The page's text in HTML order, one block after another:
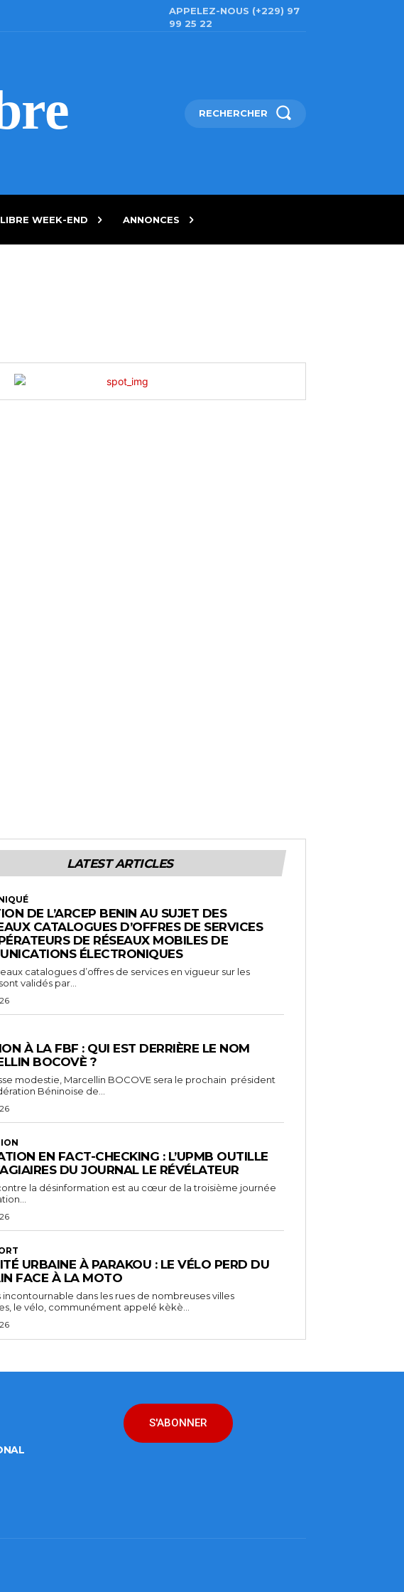
APPELEZ-NOUS (+229) 97
99 25 22
RECHERCHER
WEEK-END ANNONCES
LATEST ARTICLES
DE L’ARCEP BENIN AU SUJET DES
CATALOGUES D’OFFRES DE SERVICES
DE RÉSEAUX MOBILES DE
ÉLECTRONIQUES
catalogues d’offres de services en vigueur sur les
validés par...
À LA FBF : QUI EST DERRIÈRE LE NOM
BOCOVÈ ?
modestie, Marcellin BOCOVE sera le prochain président
Béninoise de...
EN FACT-CHECKING : L’UPMB OUTILLE
DU JOURNAL LE RÉVÉLATEUR
la désinformation est au cœur de la troisième journée
URBAINE À PARAKOU : LE VÉLO PERD DU
FACE À LA MOTO
incontournable dans les rues de nombreuses villes
le vélo, communément appelé kèkè...
S'ABONNER